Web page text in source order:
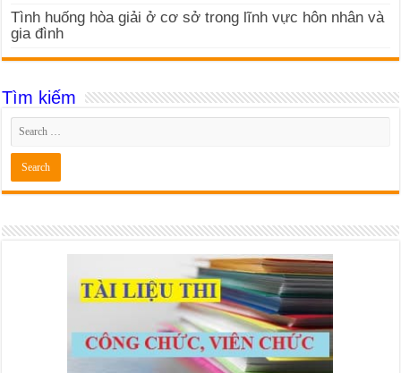
Tình huống hòa giải ở cơ sở trong lĩnh vực hôn nhân và
gia đình
Tìm kiếm